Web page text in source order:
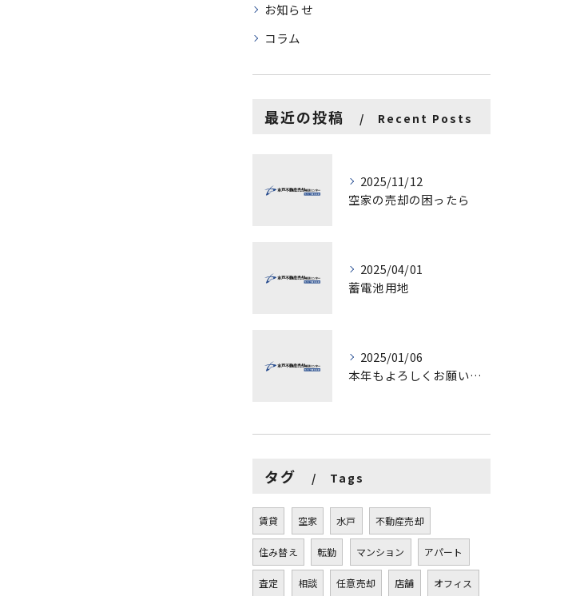
お知らせ
コラム
最近の投稿 Recent Posts
2025/11/12
空家の売却の困ったら
2025/04/01
蓄電池用地
2025/01/06
本年もよろしくお願いします。
タグ Tags
賃貸 空家 水戸 不動産売却
住み替え 転勤 マンション アパート
査定 相談 任意売却 店舗 オフィス